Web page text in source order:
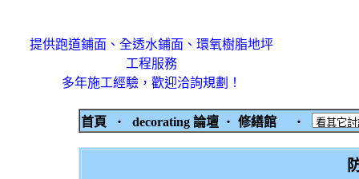
提供跑道鋪面、全透水鋪面、環氧樹脂地坪
工程服務
多年施工經驗，歡迎洽詢規劃！
首頁 ‧ decorating 論壇 ‧ 修繕館 ‧